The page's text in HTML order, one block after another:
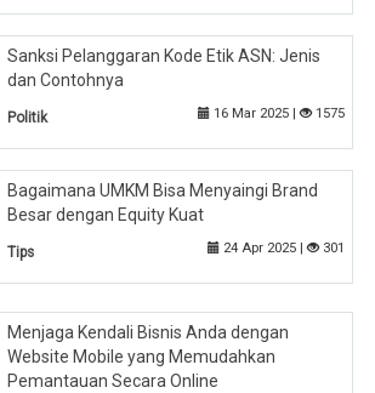
Sanksi Pelanggaran Kode Etik ASN: Jenis
dan Contohnya
Politik 16 Mar 2025 | 1575
Bagaimana UMKM Bisa Menyaingi Brand
Besar dengan Equity Kuat
Tips 24 Apr 2025 | 301
Menjaga Kendali Bisnis Anda dengan
Website Mobile yang Memudahkan
Pemantauan Secara Online